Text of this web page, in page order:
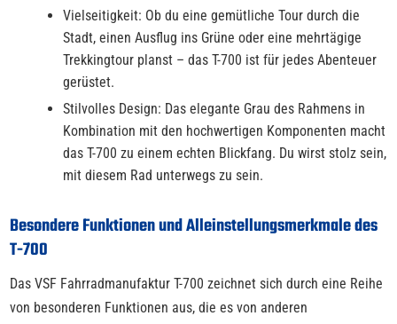
Vielseitigkeit: Ob du eine gemütliche Tour durch die
Stadt, einen Ausflug ins Grüne oder eine mehrtägige
Trekkingtour planst – das T-700 ist für jedes Abenteuer
gerüstet.
Stilvolles Design: Das elegante Grau des Rahmens in
Kombination mit den hochwertigen Komponenten macht
das T-700 zu einem echten Blickfang. Du wirst stolz sein,
mit diesem Rad unterwegs zu sein.
Besondere Funktionen und Alleinstellungsmerkmale des
T-700
Das VSF Fahrradmanufaktur T-700 zeichnet sich durch eine Reihe
von besonderen Funktionen aus, die es von anderen